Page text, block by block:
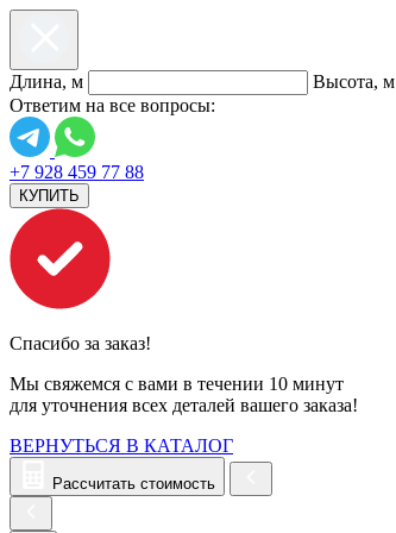
Длина, м Высота, м
Ответим на все вопросы:
+7 928 459 77 88
КУПИТЬ
Спасибо за заказ!
Мы свяжемся с вами в течении 10 минут
для уточнения всех деталей вашего заказа!
ВЕРНУТЬСЯ В КАТАЛОГ
Рассчитать стоимость